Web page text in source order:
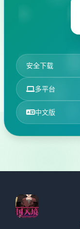
安全下载
多平台
中文版